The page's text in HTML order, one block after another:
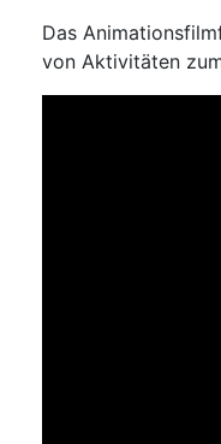
Das
von Aktivitäten